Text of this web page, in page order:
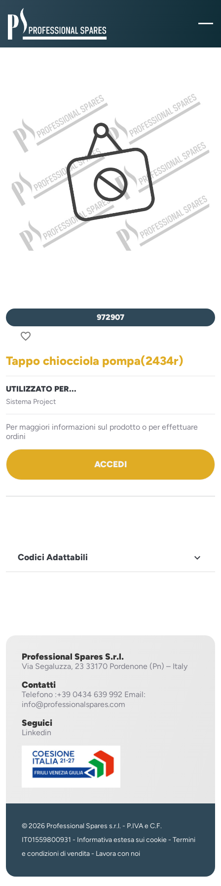
972907
favorite_border
Tappo chiocciola pompa(2434r)
UTILIZZATO PER...
Sistema Project
Per maggiori informazioni sul prodotto o per effettuare
ordini
ACCEDI
Codici Adattabili 
Professional Spares S.r.l.
Via Segaluzza, 23 33170 Pordenone (Pn) – Italy
Contatti
Telefono :+39 0434 639 992 Email:
info@professionalspares.com
Seguici
Linkedin
© 2026 Professional Spares s.r.l. - P.IVA e C.F.
IT01559800931 - Informativa estesa sui cookie - Termini
e condizioni di vendita- Lavora con noi